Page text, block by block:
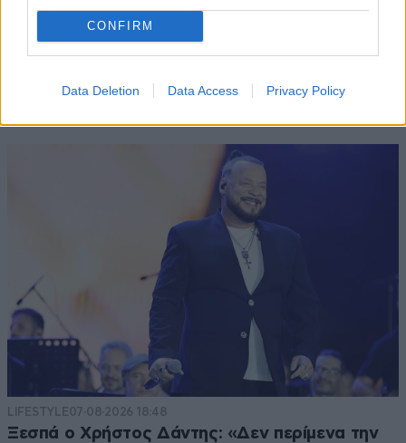
CONFIRM
Data Deletion Data Access Privacy Policy
LIFESTYLE07·08·2026 18:48
Ξεσπά ο Χρήστος Δάντης: «Δεν περίμενα την